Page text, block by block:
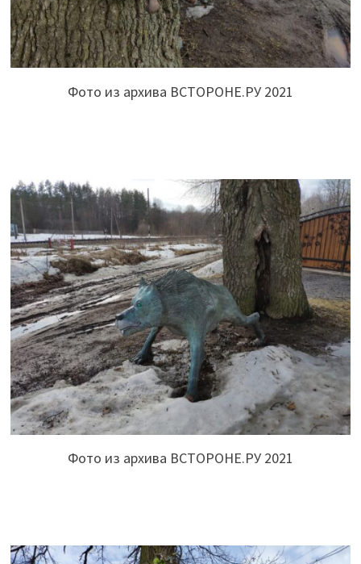
Фото из архива ВСТОРОНЕ.РУ 2021
Фото из архива ВСТОРОНЕ.РУ 2021